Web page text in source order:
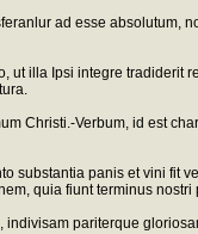
ad esse absolutum,
illa Ipsi integre
Christi.-Verbum, id est
panis et vini fit
quia fiunt terminus
indivisam pariterque